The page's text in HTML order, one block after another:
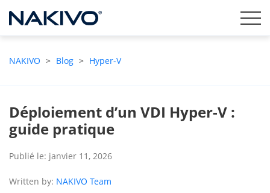
NAKIVO > Blog > Hyper-V
Déploiement d’un VDI Hyper-V :
guide pratique
Publié le: janvier 11, 2026
Written by: NAKIVO Team